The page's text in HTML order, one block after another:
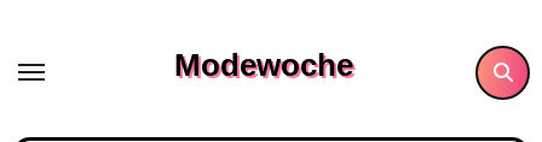
content
Modewoche